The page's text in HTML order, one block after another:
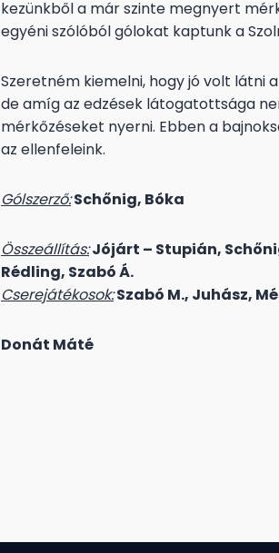
kezünkből a már szinte megnyert
egyéni szólóból gólokat kaptunk a
Szeretném kiemelni, hogy jó volt látni
de amíg az edzések látogatottsága
mérkőzéseket nyerni. Ebben a
az ellenfeleink.
Gólszerző:Schőnig, Bóka
Összeállítás:Jójárt – Stupián,
Rédling, Szabó Á.
Cserejátékosok:Szabó M., Juhász,
Donát Máté